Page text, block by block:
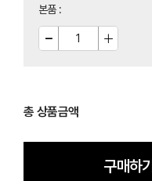
본품:
총 상품금액
구매하기